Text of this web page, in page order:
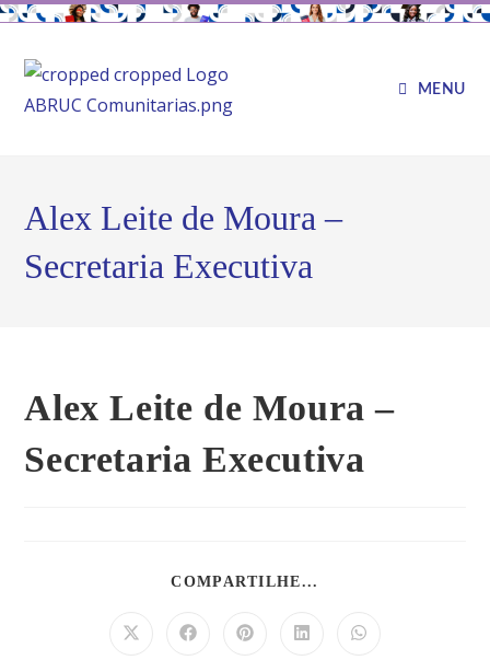
MENU
Alex Leite de Moura –
Secretaria Executiva
Alex Leite de Moura –
Secretaria Executiva
COMPARTILHE...